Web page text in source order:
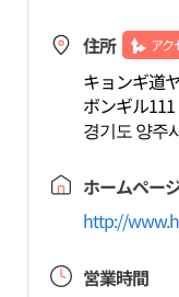
住所 アク
キョンギ道
ボンギル111
경기도 양주
ホームペー
http://
営業時間